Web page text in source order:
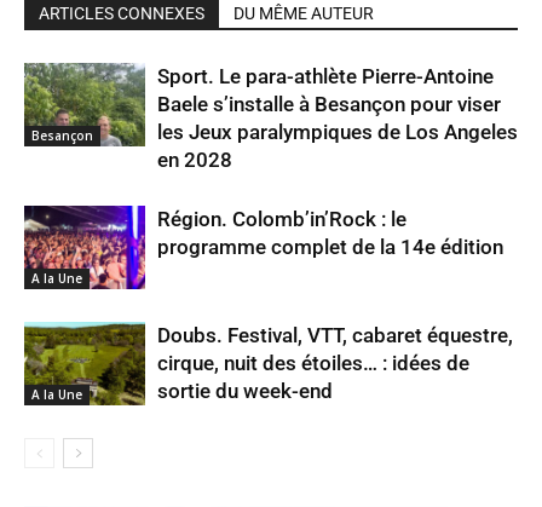
ARTICLES CONNEXES DU MÊME AUTEUR
Besançon
Sport. Le para-athlète Pierre-Antoine
Baele s’installe à Besançon pour viser
les Jeux paralympiques de Los Angeles
en 2028
A la Une
Région. Colomb’in’Rock : le
programme complet de la 14e édition
A la Une
Doubs. Festival, VTT, cabaret équestre,
cirque, nuit des étoiles… : idées de
sortie du week-end